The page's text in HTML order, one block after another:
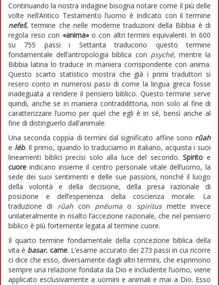
Continuando la nostra indagine bisogna notare come il più delle
volte nell’Antico Testamento l’uomo è indicato con il termine
nefeš, termine che nelle moderne traduzioni della Bibbia è di
regola reso con «anima»o con altri termini equivalenti. In 600
su 755 passi i Settanta traducono questo termine
fondamentale dell’antropologia biblica con psyché, mentre la
Bibbia latina lo traduce in maniera corrispondente con anima.
Questo scarto statistico mostra che già i primi traduttori si
resero conto in numerosi passi di come la lingua greca fosse
inadeguata a rendere il pensiero biblico. Questo termine serve
quindi, anche se in maniera contraddittoria, non solo al fine di
caratterizzare l’uomo per quel che egli è in sé, bensì anche al
fine di distinguerlo dall’animale.
Una seconda coppia di termini dal significato affine sono rûah
e léb. Il primo, quando lo traduciamo in italiano, acquista i suoi
lineamenti biblici precisi solo alla luce del secondo.Spiritoe
cuore indicano insieme il centro personale vitale dell’uomo, la
sede dei suoi sentimenti e delle sue passioni, nonché il luogo
della volontà e della decisione, della presa razionale di
posizione e dell’esperienza della coscienza morale. La
traduzione di rûahcon pnéuma o spiritusmette invece
unilateralmente in risalto l’accezione razionale, che nel pensiero
biblico è più fortemente legata al termine cuore.
Il quarto termine fondamentale della concezione biblica della
vita è basar, carne. L’esame accurato dei 273 passi in cui ricorre
ci dice che esso, diversamente dagli altri termini, che esprimono
sempre una relazione fondata da Dio e includente l’uomo, viene
applicato esclusivamente a uomini e animali e mai a Dio. Esso